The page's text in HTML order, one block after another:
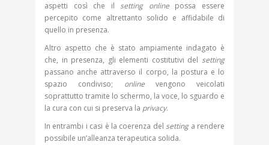
aspetti così che ilsetting onlinepossa essere
percepito come altrettanto solido e affidabile di
quello in presenza.
Altro aspetto che è stato ampiamente indagato è
che, in presenza, gli elementi costitutivi del setting
passano anche attraverso il corpo, la postura e lo
spazio condiviso; onlinevengono veicolati
soprattutto tramite lo schermo, la voce, lo sguardo e
la cura con cui si preserva la privacy.
In entrambi i casi è la coerenza delsettinga rendere
possibile un’alleanza terapeutica solida.